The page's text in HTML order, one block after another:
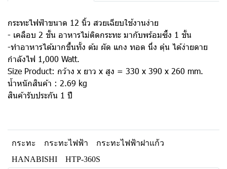
กระทะไฟฟ้าขนาด 12 นิ้ว สวยเฉียบใช้งานง่าย
- เคลือบ 2 ชั้น อาหารไม่ติดกระทะ มากับพร้อมซึ้ง 1 ชั้น
-ทำอาหารได้มากขึ้นทั้ง ต้ม ผัด แกง ทอด นึ่ง ตุ๋น ได้ง่ายดาย
กำลังไฟ 1,000 Watt.
Size Product: กว้าง x ยาว x สูง = 330 x 390 x 260 mm.
น้ำหนักสินค้า : 2.69 kg
สินค้ารับประกัน 1 ปี
กระทะ กระทะไฟฟ้า
กระทะไฟฟ้าฝาแก้ว
HANABISHI
HTP-360S